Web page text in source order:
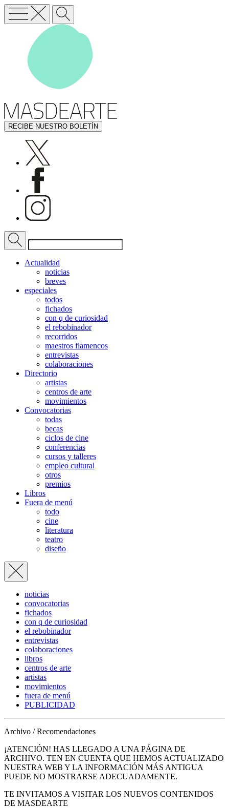
RECIBE NUESTRO BOLETÍN
Actualidad
noticias
breves
especiales
todos
fichados
con q de curiosidad
el rebobinador
recorridos
maestros flamencos
entrevistas
colaboraciones
Directorio
artistas
centros de arte
movimientos
Convocatorias
todas
becas
ciclos de cine
conferencias
cursos y talleres
empleo cultural
otros
premios
Libros
Fuera de menú
todo
cine
literatura
teatro
diseño
noticias
convocatorias
fichados
con q de curiosidad
el rebobinador
entrevistas
colaboraciones
libros
centros de arte
artistas
movimientos
fuera de menú
PUBLICIDAD
Archivo / Recomendaciones
¡ATENCIÓN! HAS LLEGADO A UNA PÁGINA DE
ARCHIVO. TEN EN CUENTA QUE HEMOS ACTUALIZADO
NUESTRA WEB Y LA INFORMACIÓN MÁS ANTIGUA
PUEDE NO MOSTRARSE ADECUADAMENTE.
TE INVITAMOS A VISITAR LOS NUEVOS CONTENIDOS
DE MASDEARTE